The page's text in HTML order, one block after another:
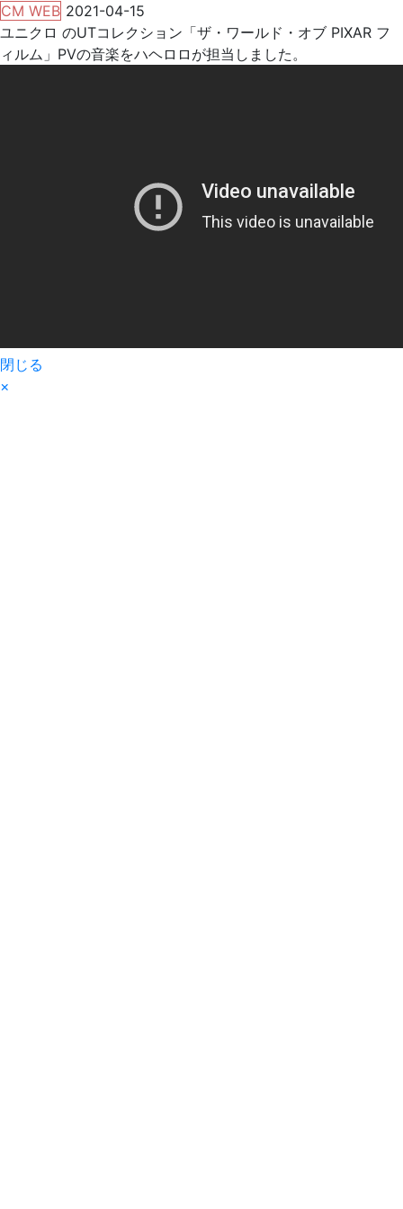
CM WEB 2021-04-15
ユニクロ のUTコレクション「ザ・ワールド・オブ PIXAR フ
ィルム」PVの音楽をハヘロロが担当しました。
閉じる
×